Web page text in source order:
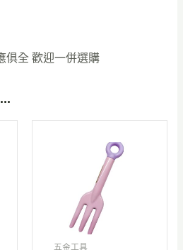
俱全 歡迎一併選購
五金工具